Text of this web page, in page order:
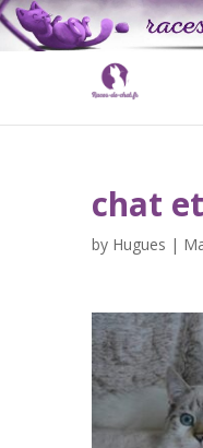
chat
by Hugues |